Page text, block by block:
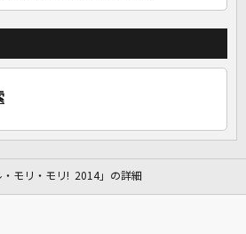
・モリ・モリ! 2014」の詳細